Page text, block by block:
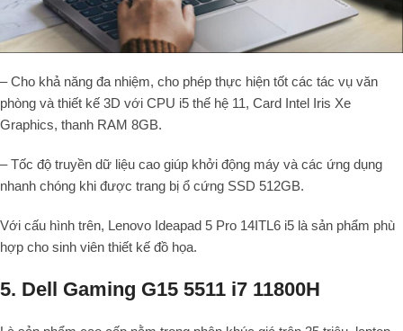
– Cho khả năng đa nhiệm, cho phép thực hiện tốt các tác vụ văn
phòng và thiết kế 3D với CPU i5 thế hệ 11, Card Intel Iris Xe
Graphics, thanh RAM 8GB.
– Tốc độ truyền dữ liệu cao giúp khởi động máy và các ứng dụng
nhanh chóng khi được trang bị ổ cứng SSD 512GB.
Với cấu hình trên, Lenovo Ideapad 5 Pro 14ITL6 i5 là sản phẩm phù
hợp cho sinh viên thiết kế đồ họa.
5. Dell Gaming G15 5511 i7 11800H